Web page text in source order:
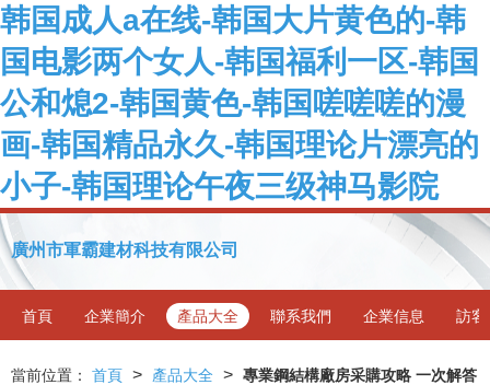
韩国成人a在线-韩国大片黄色的-韩
国电影两个女人-韩国福利一区-韩国
公和熄2-韩国黄色-韩国嗟嗟嗟的漫
画-韩国精品永久-韩国理论片漂亮的
小子-韩国理论午夜三级神马影院
廣州市軍霸建材科技有限公司
首頁 企業簡介 產品大全 聯系我們 企業信息 訪客
當前位置： 首頁 > 產品大全 > 專業鋼結構廠房采購攻略 一次解答